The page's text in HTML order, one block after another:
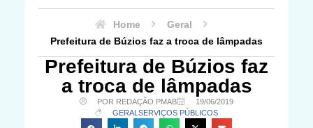
Home
Geral
Prefeitura de Búzios faz a troca de lâmpadas
Prefeitura de Búzios faz
a troca de lâmpadas
POR REDAÇÃO PMAB
19/06/2019
GERALSERVIÇOS PÚBLICOS